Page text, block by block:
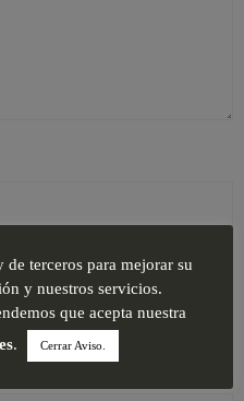
terceros para mejorar su
y nuestros servicios.
que acepta nuestra
. Cerrar Aviso.